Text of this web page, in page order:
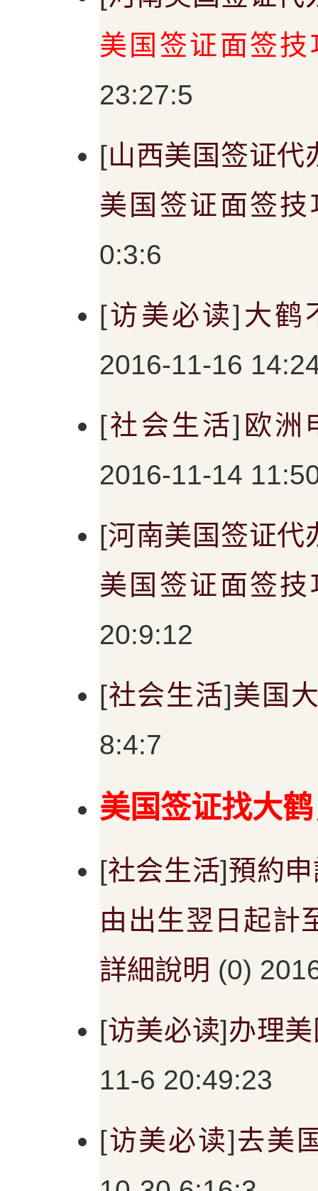
美国签证面签
23:27:5
[山西美国签证代
美国签证面签
0:3:6
[访美必读] 大鹤
2016-11-16
[社会生活] 欧洲
2016-11-14
[河南美国签证代
美国签证面签
20:9:12
[社会生活]美国
8:4:7
美国签证找大
[社会生活]預約
由出生翌日起計
詳細說明 (0)
[访美必读]办理
11-6 20:49:23
[访美必读]去美